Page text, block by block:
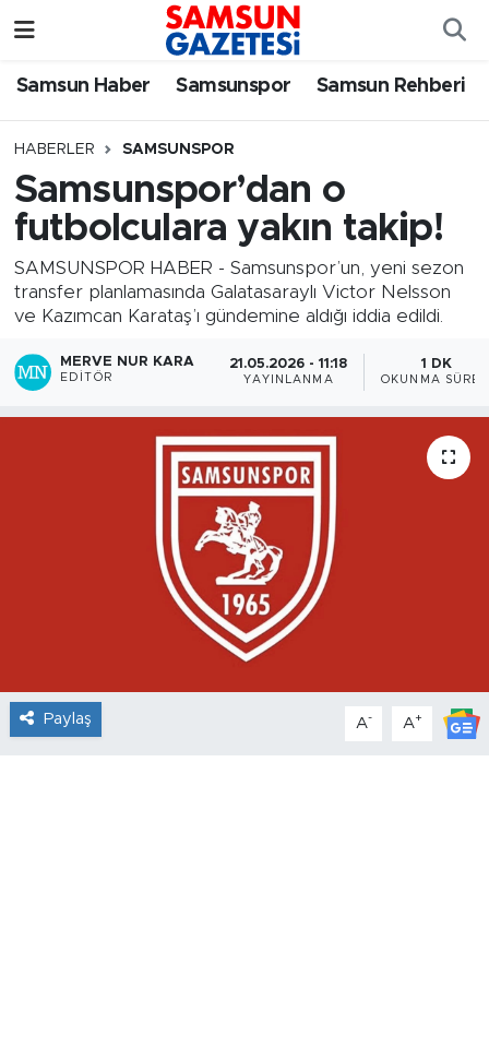
Samsun Haber Samsunspor Samsun Rehberi
HABERLER SAMSUNSPOR
Samsunspor’dan o
futbolculara yakın takip!
SAMSUNSPOR HABER - Samsunspor’un, yeni sezon
transfer planlamasında Galatasaraylı Victor Nelsson
ve Kazımcan Karataş’ı gündemine aldığı iddia edildi.
MERVE NUR KARA
EDITÖR
21.05.2026 - 11:18
YAYINLANMA
1 DK
OKUNMA
Paylaş A- A+
Samsun Haber
Samsun Rehberi
Samsun Nöbetçi Eczaneler
SAMSUN Namaz Vakitleri
Samsun Trafik Yoğunluk Haritası
Süper Lig Puan Durumu ve Fikstür
Tüm Manşetler
Son Dakika Haberleri